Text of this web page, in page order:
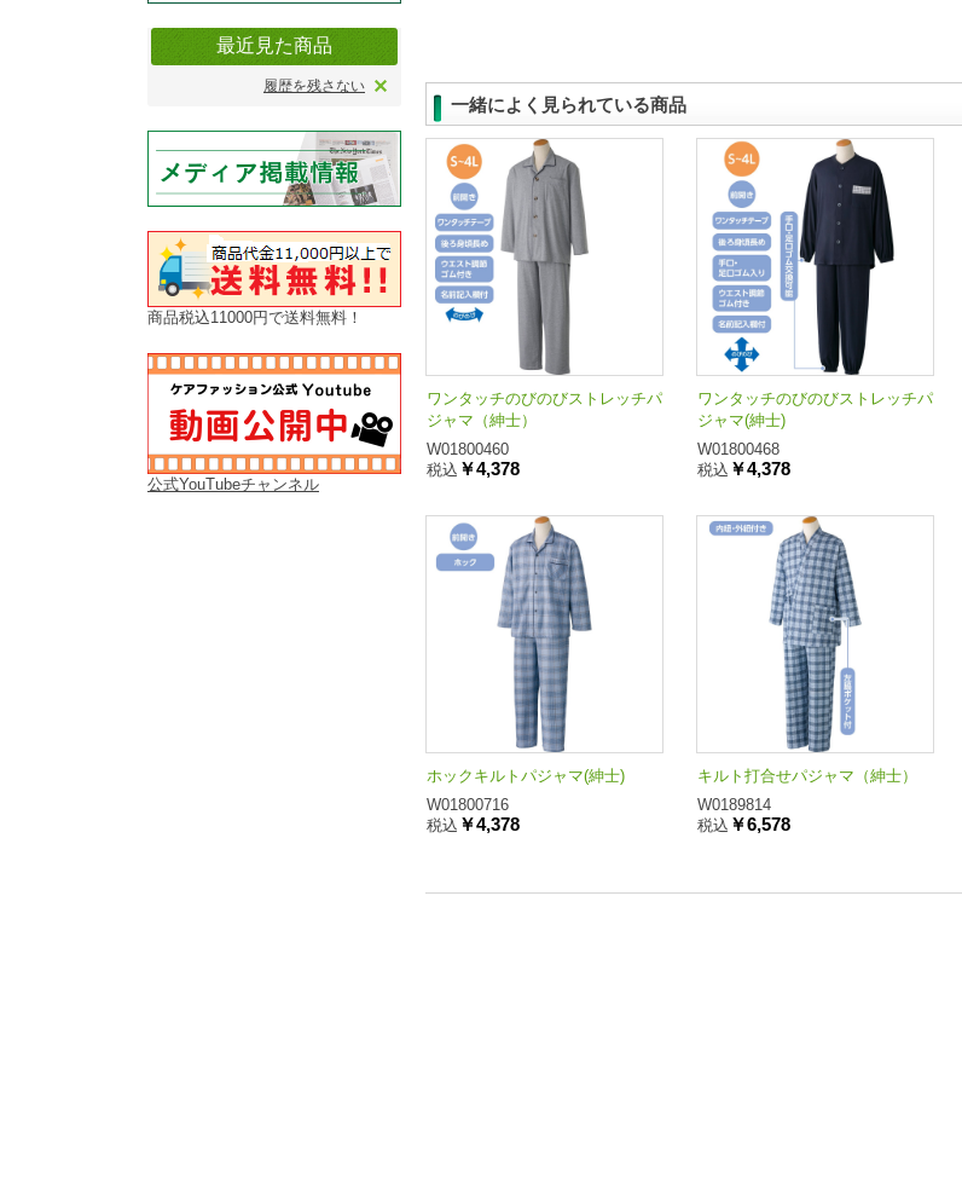
最近見た商品
履歴を残さない
商品税込11000円で送料無料！
公式YouTubeチャンネル
一緒によく見られている商品
ワンタッチのびのびストレッチパ
ジャマ（紳士）
W01800460
税込 ￥4,378
ワンタッチのびのびストレッチパ
ジャマ(紳士)
W01800468
税込 ￥4,378
ホックキルトパジャマ(紳士)
W01800716
税込 ￥4,378
キルト打合せパジャマ（紳士）
W0189814
税込 ￥6,578